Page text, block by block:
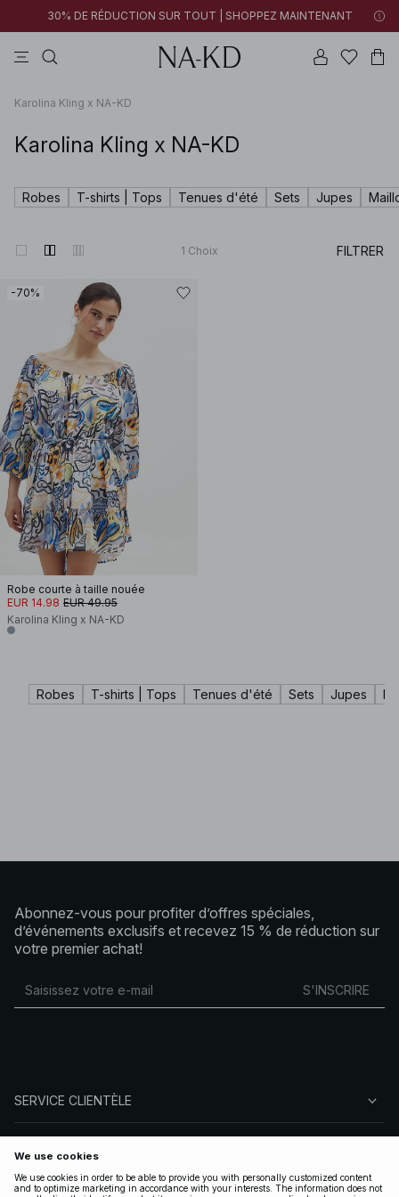
30% DE RÉDUCTION SUR TOUT | SHOPPEZ MAINTENANT
Karolina Kling x NA-KD
Karolina Kling x NA-KD
Robes T-shirts | Tops Tenues d'été Sets Jupes
1 Choix FILTRER
-70%
Robe courte à taille nouée
EUR 14.98 EUR 49.95
Karolina Kling x NA-KD
Robes T-shirts | Tops Tenues d'été Sets Jupes
Abonnez-vous pour profiter d’offres spéciales,
d’événements exclusifs et recevez 15 % de réduction sur
votre premier achat!
S'INSCRIRE
SERVICE CLIENTÈLE
SUIVEZ-NOUS